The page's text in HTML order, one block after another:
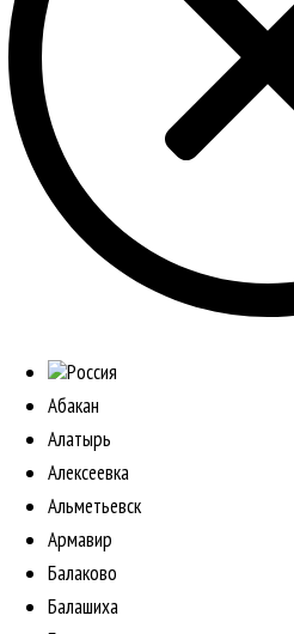
Россия
Абакан
Алатырь
Алексеевка
Альметьевск
Армавир
Балаково
Балашиха